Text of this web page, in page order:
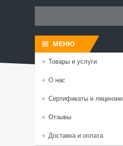
Товары и услуги
О нас
Сертификаты и лицензии
Отзывы
Доставка и оплата